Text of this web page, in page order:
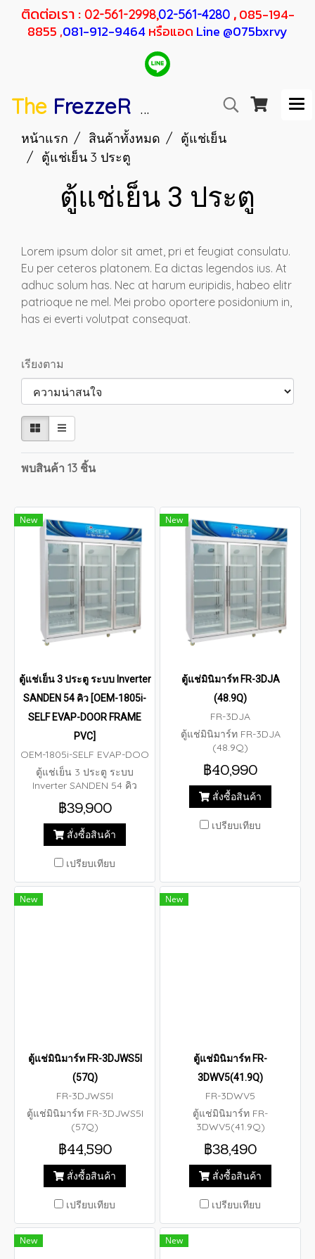
ติดต่อเรา : 02-561-2998,02-561-4280 ,085-194-
8855 ,081-912-9464หรือแอด Line @075bxrvy
The FrezzeR SANDEN F RESHER
หน้าแรก สินค้าทั้งหมด
ตู้แช่เย็น
ตู้แช่เย็น 3 ประตู
ตู้แช่เย็น 3 ประตู
Lorem ipsum dolor sit amet, pri et feugiat consulatu.
Eu per ceteros platonem. Ea dictas legendos ius. At
adhuc solum has. Nec at harum euripidis, habeo elitr
patrioque ne mel. Mei probo oportere posidonium in,
has ei everti volutpat consequat.
เรียงตาม
พบสินค้า 13 ชิ้น
New
ตู้แช่เย็น 3 ประตู ระบบ Inverter
SANDEN 54 คิว [OEM-1805i-
SELF EVAP-DOOR FRAME
PVC]
OEM-1805i-SELF EVAP-DOO
R FRAME PVC
ตู้แช่เย็น 3 ประตู ระบบ
Inverter SANDEN 54 คิว
[OEM-1805i-SELF EVAP-
DOOR FRAME PVC]
฿39,900
สั่งซื้อสินค้า
เปรียบเทียบ
New
ตู้แช่มินิมาร์ท FR-3DJA
(48.9Q)
FR-3DJA
ตู้แช่มินิมาร์ท FR-3DJA
(48.9Q)
฿40,990
สั่งซื้อสินค้า
เปรียบเทียบ
New
ตู้แช่มินิมาร์ท FR-3DJWS5I
(57Q)
FR-3DJWS5I
ตู้แช่มินิมาร์ท FR-3DJWS5I
(57Q)
฿44,590
สั่งซื้อสินค้า
เปรียบเทียบ
New
ตู้แช่มินิมาร์ท FR-
3DWV5(41.9Q)
FR-3DWV5
ตู้แช่มินิมาร์ท FR-
3DWV5(41.9Q)
฿38,490
สั่งซื้อสินค้า
เปรียบเทียบ
New New